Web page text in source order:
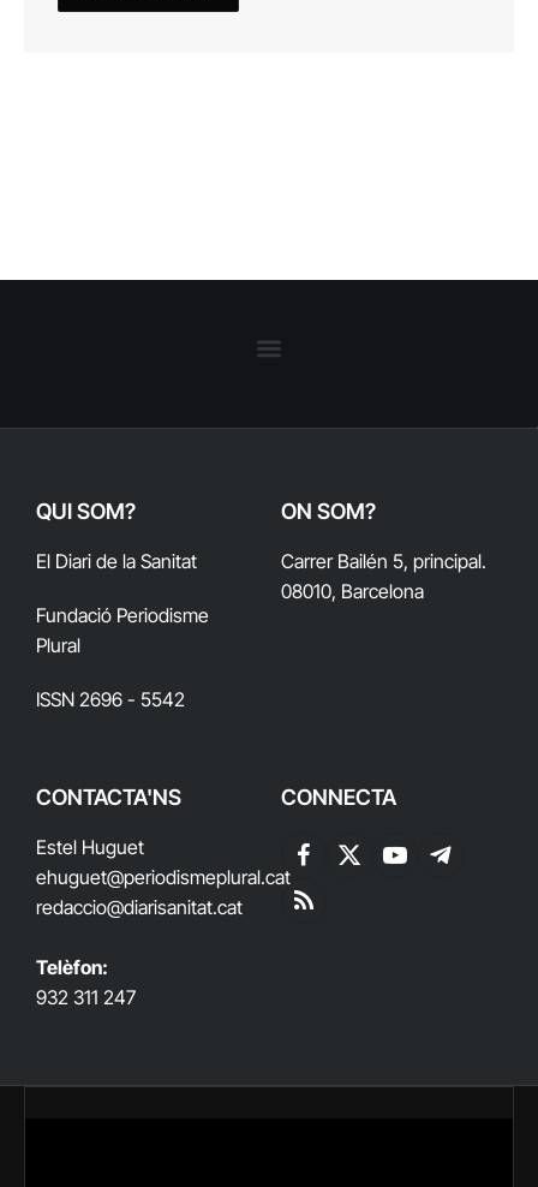
QUI SOM?
El Diari de la Sanitat
Fundació Periodisme
Plural
ISSN 2696 - 5542
ON SOM?
Carrer Bailén 5, principal.
08010, Barcelona
CONTACTA'NS
Estel Huguet
ehuguet@periodismeplural.cat
redaccio@diarisanitat.cat
Telèfon:
932 311 247
CONNECTA
Facebook
X
YouTubeTelegram
RSS